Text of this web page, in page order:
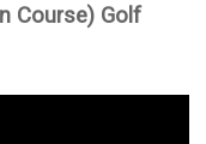
Course) Golf